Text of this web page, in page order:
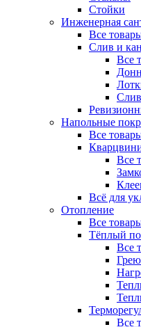
Стойки
Инженерная
Все
Слив и
Все
Напольные
Все
Все
Всё для
Отопление
Все
Тёплый
Все
Все